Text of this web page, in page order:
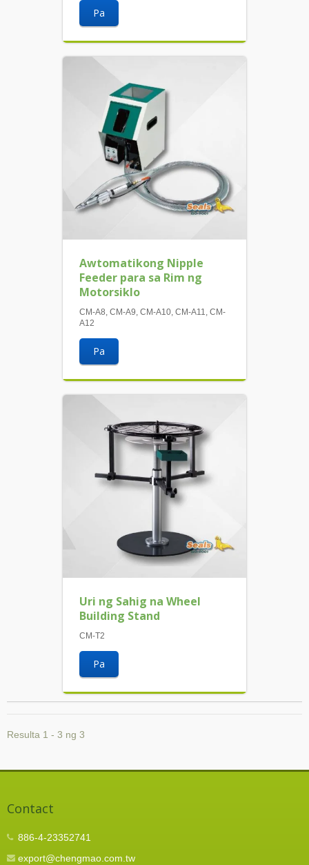
Pa
Awtomatikong Nipple
Feeder para sa Rim ng
Motorsiklo
CM-A8, CM-A9, CM-A10, CM-A11, CM-
A12
Pa
Uri ng Sahig na Wheel
Building Stand
CM-T2
Pa
Resulta 1 - 3 ng 3
Contact
886-4-23352741
export@chengmao.com.tw